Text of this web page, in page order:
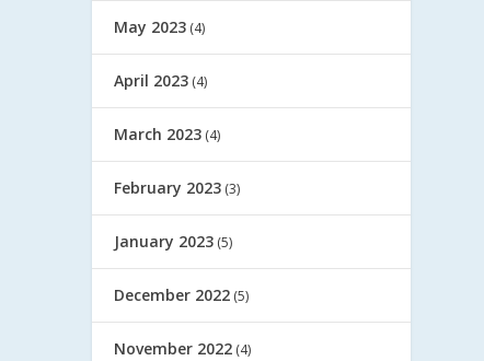
May 2023 (4)
April 2023 (4)
March 2023 (4)
February 2023 (3)
January 2023 (5)
December 2022 (5)
November 2022 (4)